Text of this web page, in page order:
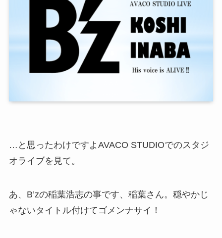
…と思ったわけですよAVACO STUDIOでのスタジ
オライブを見て。
あ、B’zの稲葉浩志の事です、稲葉さん。穏やかじ
ゃないタイトル付けてゴメンナサイ！